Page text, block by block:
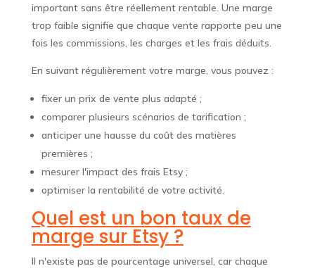
important sans être réellement rentable. Une marge
trop faible signifie que chaque vente rapporte peu une
fois les commissions, les charges et les frais déduits.
En suivant régulièrement votre marge, vous pouvez :
fixer un prix de vente plus adapté ;
comparer plusieurs scénarios de tarification ;
anticiper une hausse du coût des matières
premières ;
mesurer l'impact des frais Etsy ;
optimiser la rentabilité de votre activité.
Quel est un bon taux de
marge sur Etsy ?
Il n'existe pas de pourcentage universel, car chaque